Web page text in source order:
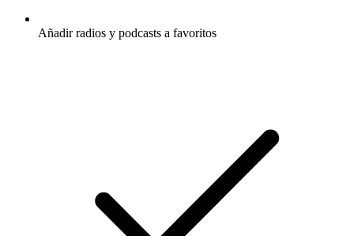
Añadir radios y podcasts a favoritos